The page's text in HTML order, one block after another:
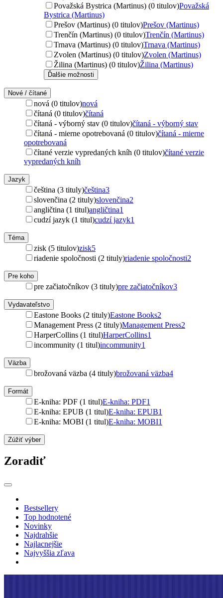
Považská Bystrica (Martinus) (0 titulov)Považská
Bystrica (Martinus)
Prešov (Martinus) (0 titulov)Prešov (Martinus)
Trenčín (Martinus) (0 titulov)Trenčín (Martinus)
Trnava (Martinus) (0 titulov)Trnava (Martinus)
Zvolen (Martinus) (0 titulov)Zvolen (Martinus)
Žilina (Martinus) (0 titulov)Žilina (Martinus)
Ďalšie možnosti
Nové / čítané
nová (0 titulov)nová
čítaná (0 titulov)čítaná
čítaná - výborný stav (0 titulov)čítaná - výborný stav
čítaná - mierne opotrebovaná (0 titulov)čítaná - mierne
opotrebovaná
čítané verzie vypredaných kníh (0 titulov)čítané verzie
vypredaných kníh
Jazyk
čeština (3 tituly)čeština3
slovenčina (2 tituly)slovenčina2
angličtina (1 titul)angličtina1
cudzí jazyk (1 titul)cudzí jazyk1
Téma
zisk (5 titulov)zisk5
riadenie spoločnosti (2 tituly)riadenie spoločnosti2
Pre koho
pre začiatočníkov (3 tituly)pre začiatočníkov3
Vydavateľstvo
Eastone Books (2 tituly)Eastone Books2
Management Press (2 tituly)Management Press2
HarperCollins (1 titul)HarperCollins1
incommunity (1 titul)incommunity1
Väzba
brožovaná väzba (4 tituly)brožovaná väzba4
Formát
E-kniha: PDF (1 titul)E-kniha: PDF1
E-kniha: EPUB (1 titul)E-kniha: EPUB1
E-kniha: MOBI (1 titul)E-kniha: MOBI1
Zúžiť výber
Zoradiť
Bestsellery
Top hodnotené
Novinky
Najdrahšie
Najlacnejšie
Najvyššia zľava